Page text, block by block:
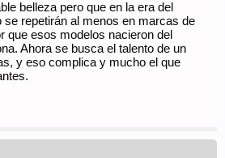
belleza pero que en la era del
se repetirán al menos en marcas de
que esos modelos nacieron del
Ahora se busca el talento de un
y eso complica y mucho el que